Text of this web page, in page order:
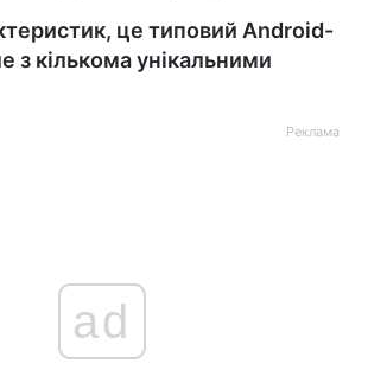
це типовий Android-
з кількома унікальними
Реклама
ad